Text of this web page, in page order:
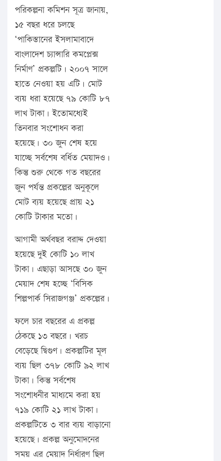
পরিকল্পনা কমিশন সূত্র জানায়,
১৫ বছর ধরে চলছে
‘পাকিস্তানের ইসলামাবাদে
বাংলাদেশ চ্যান্সারি কমপ্লেক্স
নির্মাণ’ প্রকল্পটি। ২০০৭ সালে
হাতে নেওয়া হয় এটি। মোট
ব্যয় ধরা হয়েছে ৭৯ কোটি ৮৭
লাখ টাকা। ইতোমধ্যেই
তিনবার সংশোধন করা
হয়েছে। ৩০ জুন শেষ হয়ে
যাচ্ছে সর্বশেষ বর্ধিত মেয়াদও।
কিন্তু শুরু থেকে গত বছরের
জুন পর্যন্ত প্রকল্পের অনুকূলে
মোট ব্যয় হয়েছে প্রায় ২১
কোটি টাকার মতো।
আগামী অর্থবছর বরাদ্দ দেওয়া
হয়েছে দুই কোটি ১০ লাখ
টাকা। এছাড়া আসছে ৩০ জুন
মেয়াদ শেষ হচ্ছে ‘বিসিক
শিল্পপার্ক সিরাজগঞ্জ’ প্রকল্পের।
ফলে চার বছরের এ প্রকল্প
ঠেকছে ১৩ বছরে। খরচ
বেড়েছে দ্বিগুণ। প্রকল্পটির মূল
ব্যয় ছিল ৩৭৮ কোটি ৯২ লাখ
টাকা। কিন্তু সর্বশেষ
সংশোধনীর মাধ্যমে করা হয়
৭১৯ কোটি ২১ লাখ টাকা।
প্রকল্পটিতে ৩ বার ব্যয় বাড়ানো
হয়েছে। প্রকল্প অনুমোদনের
সময় এর মেয়াদ নির্ধারণ ছিল